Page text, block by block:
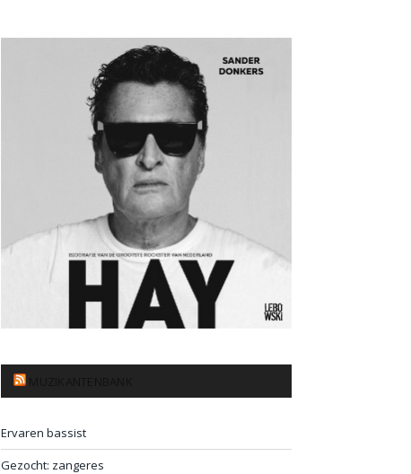
Ervaren bassist
Gezocht: zangeres